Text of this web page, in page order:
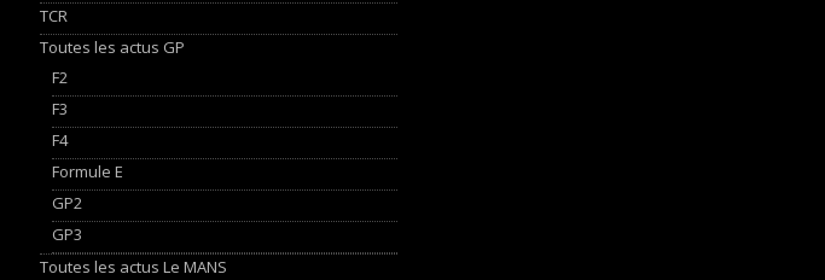
TCR
Toutes les actus GP
F2
F3
F4
Formule E
GP2
GP3
Toutes les actus Le MANS